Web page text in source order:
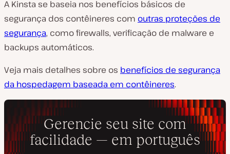
A Kinsta se baseia nos benefícios básicos de
segurança dos contêineres com outras proteções de
segurança, como firewalls, verificação de malware e
backups automáticos.
Veja mais detalhes sobre os benefícios de segurança
da hospedagem baseada em contêineres.